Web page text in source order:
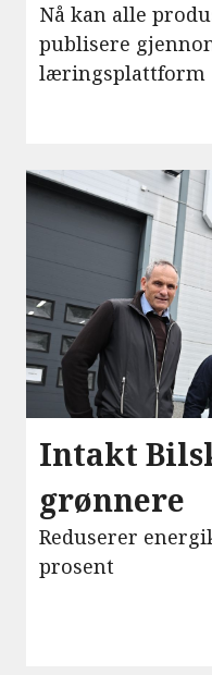
Nå kan alle
publisere
læringsplattform
Intakt
grønnere
Reduserer
prosent